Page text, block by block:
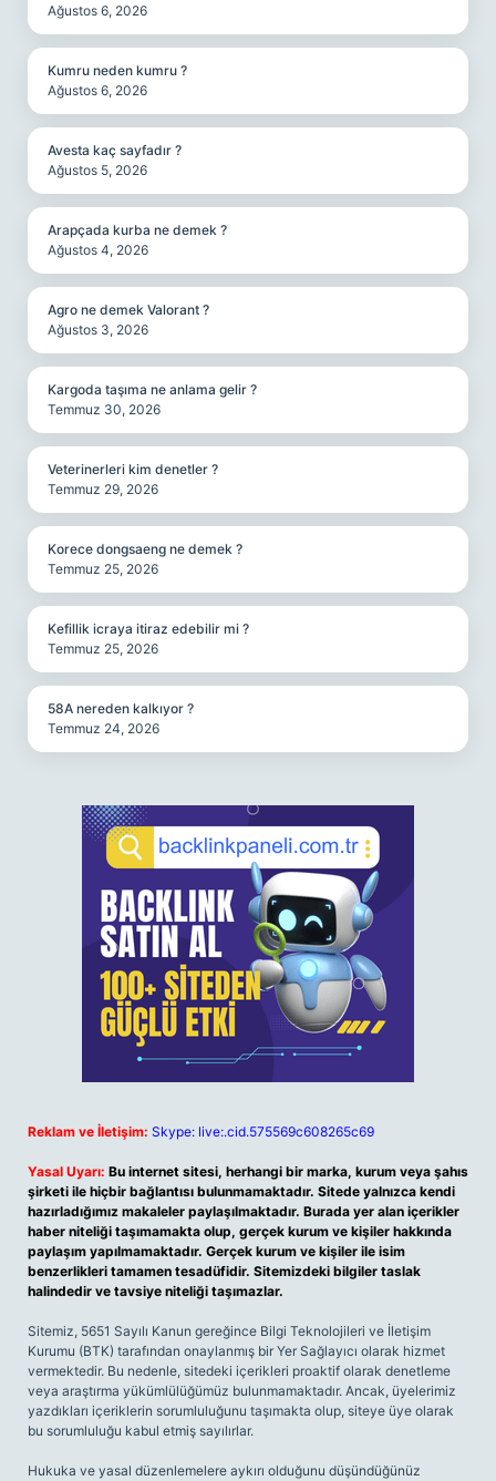
Ağustos 6, 2026
Kumru neden kumru ?
Ağustos 6, 2026
Avesta kaç sayfadır ?
Ağustos 5, 2026
Arapçada kurba ne demek ?
Ağustos 4, 2026
Agro ne demek Valorant ?
Ağustos 3, 2026
Kargoda taşıma ne anlama gelir ?
Temmuz 30, 2026
Veterinerleri kim denetler ?
Temmuz 29, 2026
Korece dongsaeng ne demek ?
Temmuz 25, 2026
Kefillik icraya itiraz edebilir mi ?
Temmuz 25, 2026
58A nereden kalkıyor ?
Temmuz 24, 2026
Reklam ve İletişim: Skype: live:.cid.575569c608265c69
Yasal Uyarı: Bu internet sitesi, herhangi bir marka, kurum veya şahıs
şirketi ile hiçbir bağlantısı bulunmamaktadır. Sitede yalnızca kendi
hazırladığımız makaleler paylaşılmaktadır. Burada yer alan içerikler
haber niteliği taşımamakta olup, gerçek kurum ve kişiler hakkında
paylaşım yapılmamaktadır. Gerçek kurum ve kişiler ile isim
benzerlikleri tamamen tesadüfidir. Sitemizdeki bilgiler taslak
halindedir ve tavsiye niteliği taşımazlar.
Sitemiz, 5651 Sayılı Kanun gereğince Bilgi Teknolojileri ve İletişim
Kurumu (BTK) tarafından onaylanmış bir Yer Sağlayıcı olarak hizmet
vermektedir. Bu nedenle, sitedeki içerikleri proaktif olarak denetleme
veya araştırma yükümlülüğümüz bulunmamaktadır. Ancak, üyelerimiz
yazdıkları içeriklerin sorumluluğunu taşımakta olup, siteye üye olarak
bu sorumluluğu kabul etmiş sayılırlar.
Hukuka ve yasal düzenlemelere aykırı olduğunu düşündüğünüz